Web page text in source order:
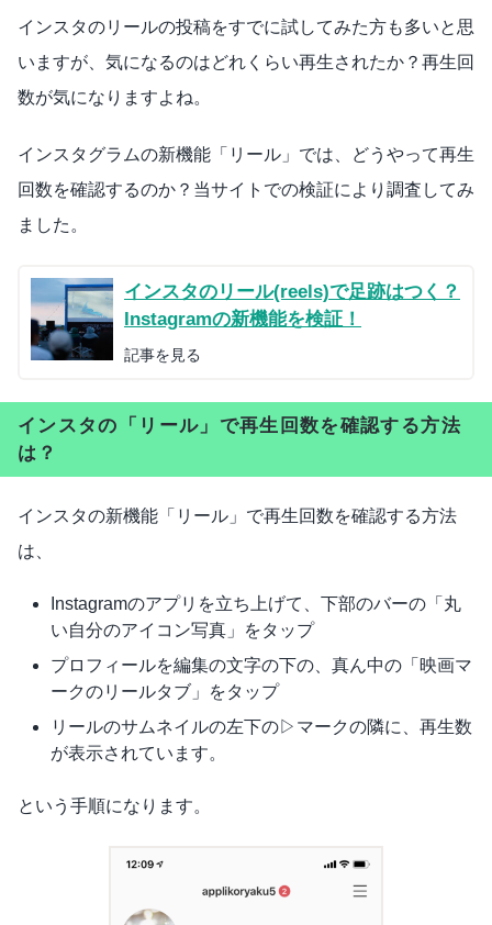
インスタのリールの投稿をすでに試してみた方も多いと思
いますが、気になるのはどれくらい再生されたか？再生回
数が気になりますよね。
インスタグラムの新機能「リール」では、どうやって再生
回数を確認するのか？当サイトでの検証により調査してみ
ました。
インスタのリール(reels)で足跡はつく？
Instagramの新機能を検証！
記事を見る
インスタの「リール」で再生回数を確認する方法
は？
インスタの新機能「リール」で再生回数を確認する方法
は、
Instagramのアプリを立ち上げて、下部のバーの「丸
い自分のアイコン写真」をタップ
プロフィールを編集の文字の下の、真ん中の「映画マ
ークのリールタブ」をタップ
リールのサムネイルの左下の▷マークの隣に、再生数
が表示されています。
という手順になります。